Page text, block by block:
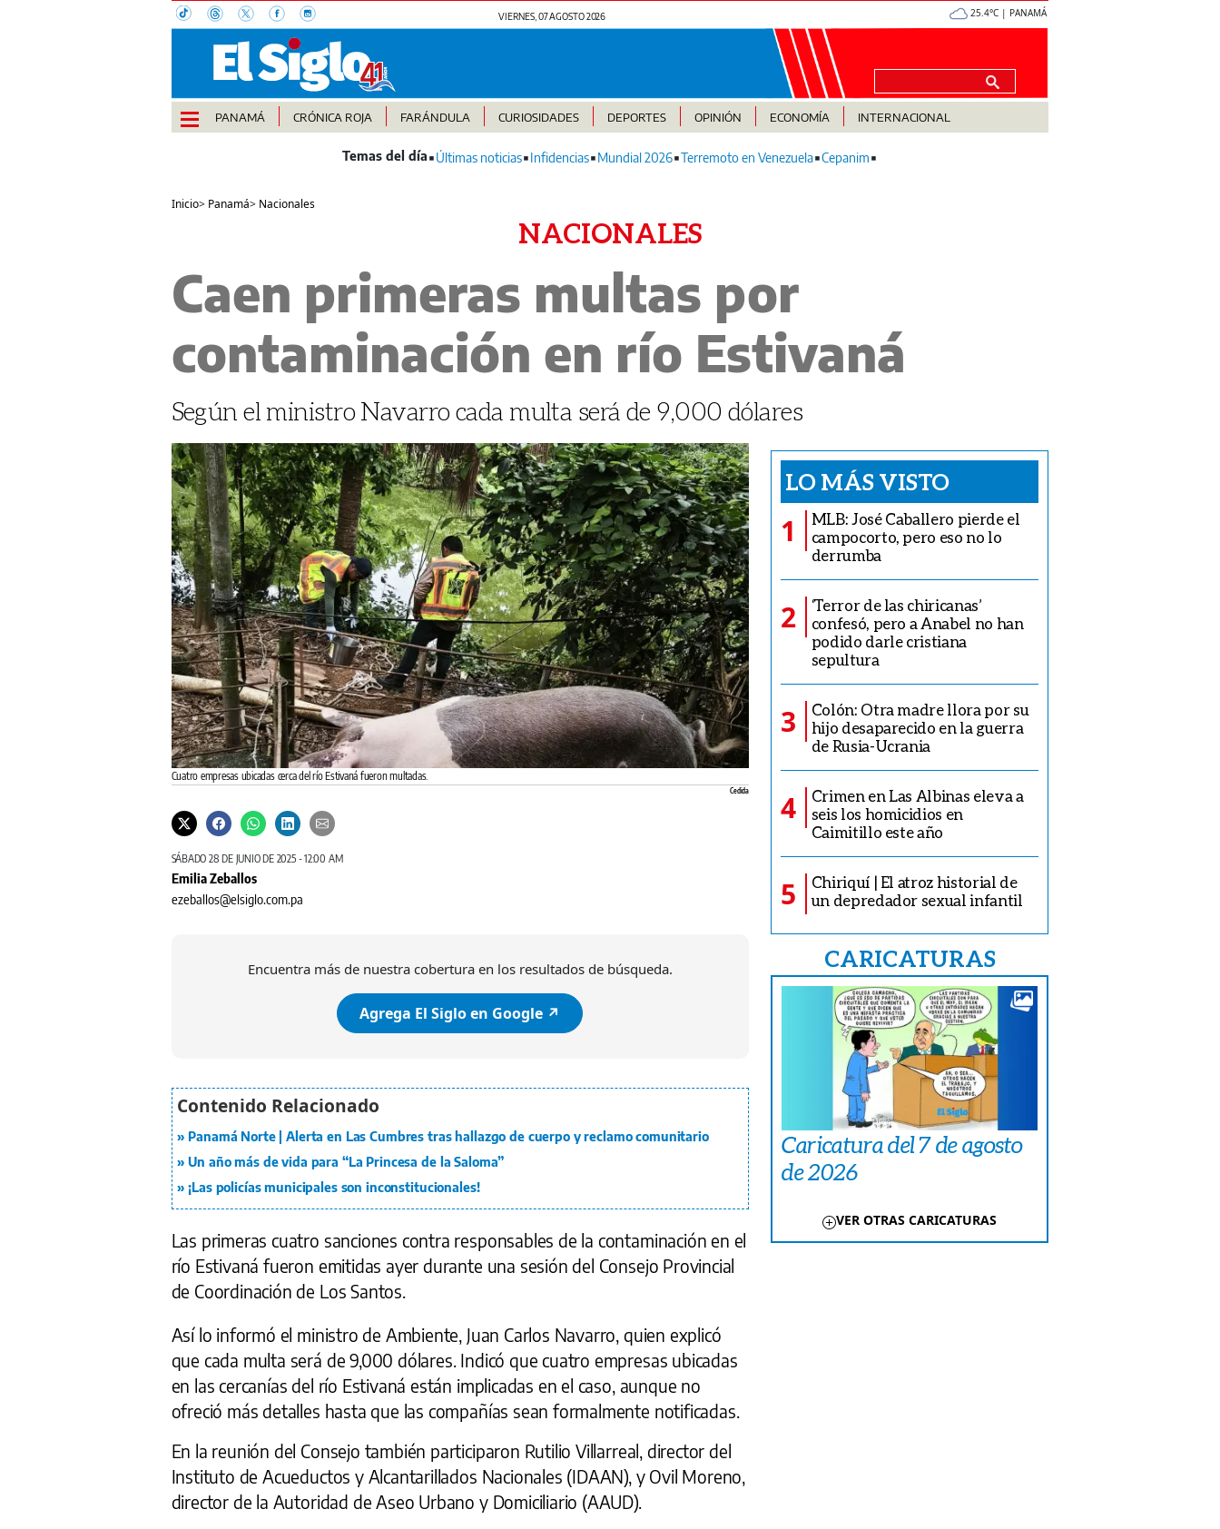
VIERNES, 07 AGOSTO 2026 25.4°C | PANAMÁ
PANAMÁ CRÓNICA ROJA FARÁNDULA CURIOSIDADES DEPORTES OPINIÓN ECONOMÍA INTERNACIONAL
Últimas noticias Infidencias Mundial 2026 Terremoto en Venezuela Cepanim
Inicio> Panamá> Nacionales
NACIONALES
Caen primeras multas por
contaminación en río Estivaná
Según el ministro Navarro cada multa será de 9,000 dólares
Cuatro empresas ubicadas cerca del río Estivaná fueron multadas.
Cedida
SÁBADO 28 DE JUNIO DE 2025 - 12:00 AM
Emilia Zeballos
ezeballos@elsiglo.com.pa
Encuentra más de nuestra cobertura en los resultados de búsqueda.
Agrega El Siglo en Google ↗️
Panamá Norte | Alerta en Las Cumbres tras hallazgo de cuerpo y reclamo comunitario
Un año más de vida para “La Princesa de la Saloma”
¡Las policías municipales son inconstitucionales!
Las primeras cuatro sanciones contra responsables de la contaminación en el
río Estivaná fueron emitidas ayer durante una sesión del Consejo Provincial
de Coordinación de Los Santos.
Así lo informó el ministro de Ambiente, Juan Carlos Navarro, quien explicó
que cada multa será de 9,000 dólares. Indicó que cuatro empresas ubicadas
en las cercanías del río Estivaná están implicadas en el caso, aunque no
ofreció más detalles hasta que las compañías sean formalmente notificadas.
En la reunión del Consejo también participaron Rutilio Villarreal, director del
Instituto de Acueductos y Alcantarillados Nacionales (IDAAN), y Ovil Moreno,
director de la Autoridad de Aseo Urbano y Domiciliario (AAUD).
LO MÁS VISTO
1
MLB: José Caballero pierde el
campocorto, pero eso no lo
derrumba
2
‘Terror de las chiricanas’
confesó, pero a Anabel no han
podido darle cristiana
sepultura
3
Colón: Otra madre llora por su
hijo desaparecido en la guerra
de Rusia-Ucrania
4
Crimen en Las Albinas eleva a
seis los homicidios en
Caimitillo este año
5
Chiriquí | El atroz historial de
un depredador sexual infantil
CARICATURAS
Caricatura del 7 de agosto
de 2026
VER OTRAS CARICATURAS